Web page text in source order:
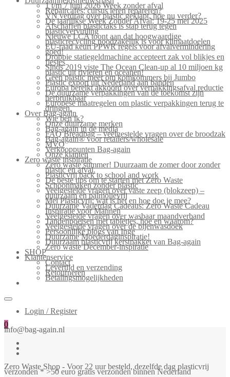
1 t/m 7 juni 2026 Week zonder afval
Repaircafés: cursus leren repareren?
VN verdrag over plastic geklapt, hoe nu verder?
De jaarlijkse Week Zonder Afval: 19-25 mei 2025
Afschaffen plastictaks is stap terug tegen
plasticvervuiling
Nieuwe LCA toont aan dat hoogwaardige
plasticrecycling noodzakelijk is voor klimaatdoelen
EU-raad keurt PPWR regels voor afvalvermindering
goed!
Droppie statiegeldmachine accepteert zak vol blikjes en
flesjes
Sinds 2019 viste The Ocean Clean-up al 10 miljoen kg
plastic uit rivieren en oceanen!
Geen plastic meer om komkommers bij Jumbo
Plastic export uit Nederland aan banden
Europa bereikt akkoord over verpakkingsafval reductie
De duurzame verpakkingen van de toekomst zijn
herbruikbaar
Europese maatregelen om plastic verpakkingen terug te
dringen.
Over Bag-again
Wie ben ik?
Onze duurzame merken
Bag-again in de media
FAQ Breadbag – veelgestelde vragen over de broodzak
Bag-again® voor retailers/wholesale
MVO
Verkooppunten Bag-again
Onze klanten
Zero waste inspiratie
Zero waste summer! Duurzaam de zomer door zonder
plastic en afval.
Plasticvrij back to school and work
De beste tips om te starten met Zero Waste
Schoonmaken zonder plastic
Veelgestelde vragen over vaste zeep (blokzeep) –
duurzaam en palmolievrij
Mei Plasticvrij: wat is het en hoe doe je mee?
Duurzame Vaderdag Cadeaus: Zero Waste Cadeau
Inspiratie voor Mannen
Veelgestelde vragen over wasbaar maandverband
Tandenpoetsen met tabletjes, hoe en waarom?
Veelgestelde vragen over de bijenwasdoek
Persoonlijke blogs van Inge
Duurzame Moederdaginspiratie!
Duurzaam plasticvrij kerstpakket van Bag-again
Zero waste December-inspiratie
SHOP
Klantenservice
Contact
Levertijd en verzending
Retourneren
Betalingsmogelijkheden
Login / Register
0
info@bag-again.nl
Zero Waste Shop - Voor 22 uur besteld, dezelfde dag plasticvrij
verzonden * >50 euro gratis verzonden binnen Nederland